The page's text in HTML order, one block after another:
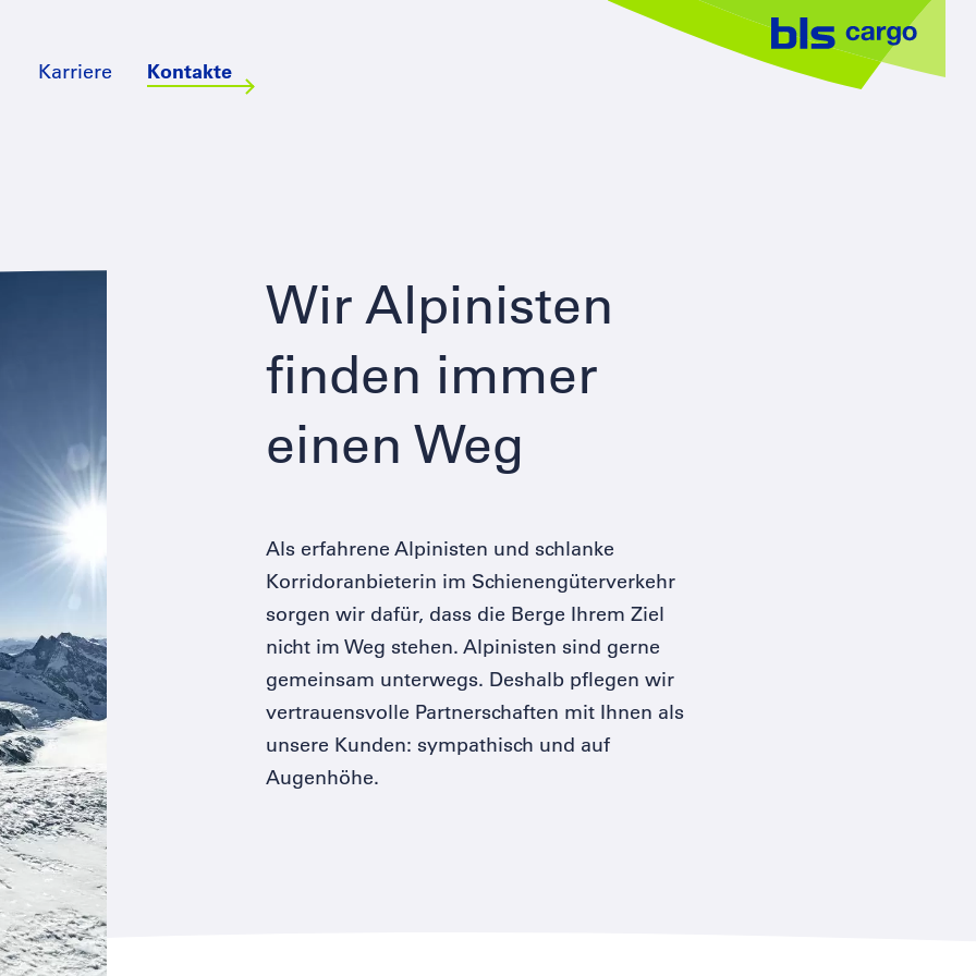
Karriere Kontakte
Wir Alpinisten
finden immer
einen Weg
Als erfahrene Alpinisten und schlanke
Korridoranbieterin im Schienengüterverkehr
sorgen wir dafür, dass die Berge Ihrem Ziel
nicht im Weg stehen. Alpinisten sind gerne
gemeinsam unterwegs. Deshalb pflegen wir
vertrauensvolle Partnerschaften mit Ihnen als
unsere Kunden: sympathisch und auf
Augenhöhe.